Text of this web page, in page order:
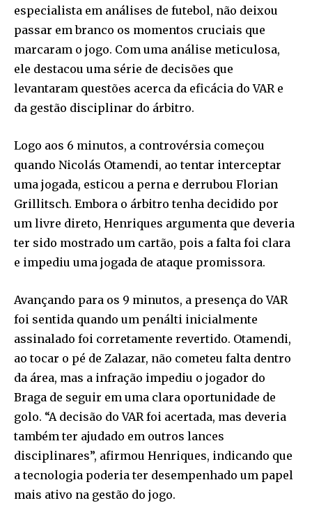
especialista em análises de futebol, não deixou
passar em branco os momentos cruciais que
marcaram o jogo. Com uma análise meticulosa,
ele destacou uma série de decisões que
levantaram questões acerca da eficácia do VAR e
da gestão disciplinar do árbitro.
Logo aos 6 minutos, a controvérsia começou
quando Nicolás Otamendi, ao tentar interceptar
uma jogada, esticou a perna e derrubou Florian
Grillitsch. Embora o árbitro tenha decidido por
um livre direto, Henriques argumenta que deveria
ter sido mostrado um cartão, pois a falta foi clara
e impediu uma jogada de ataque promissora.
Avançando para os 9 minutos, a presença do VAR
foi sentida quando um penálti inicialmente
assinalado foi corretamente revertido. Otamendi,
ao tocar o pé de Zalazar, não cometeu falta dentro
da área, mas a infração impediu o jogador do
Braga de seguir em uma clara oportunidade de
golo. “A decisão do VAR foi acertada, mas deveria
também ter ajudado em outros lances
disciplinares”, afirmou Henriques, indicando que
a tecnologia poderia ter desempenhado um papel
mais ativo na gestão do jogo.